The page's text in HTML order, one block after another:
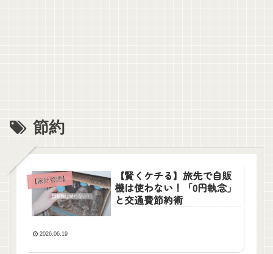
節約
【家計管理】
【賢くケチる】旅先で自販
機は使わない！「0円執念」
と交通費節約術
2026.06.19